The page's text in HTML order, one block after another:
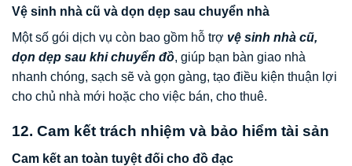
Vệ sinh nhà cũ và dọn dẹp sau chuyển nhà
Một số gói dịch vụ còn bao gồm hỗ trợ vệ sinh nhà cũ,
dọn dẹp sau khi chuyển đồ, giúp bạn bàn giao nhà
nhanh chóng, sạch sẽ và gọn gàng, tạo điều kiện thuận lợi
cho chủ nhà mới hoặc cho việc bán, cho thuê.
12. Cam kết trách nhiệm và bảo hiểm tài sản
Cam kết an toàn tuyệt đối cho đồ đạc